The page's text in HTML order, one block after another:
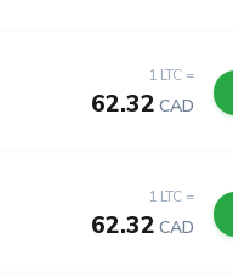
1 LTC =
62.32 CAD
1 LTC =
62.32 CAD